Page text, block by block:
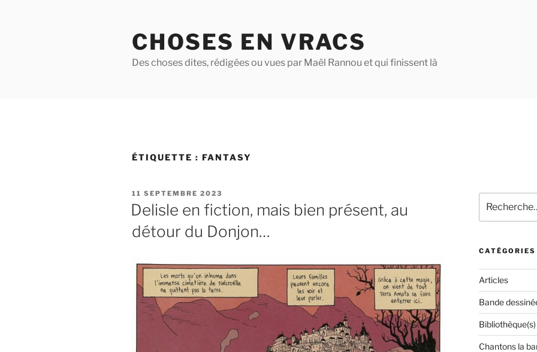
CHOSES EN VRACS
Des choses dites, rédigées ou vues par Maël Rannou et qui finissent là
ÉTIQUETTE : FANTASY
PUBLIÉ
LE
11 SEPTEMBRE 2023
Delisle en fiction, mais bien présent, au
détour du Donjon…
pour
:
CATÉGORIES
Articles
Bande
Bibliothèque(s)
Chantons la